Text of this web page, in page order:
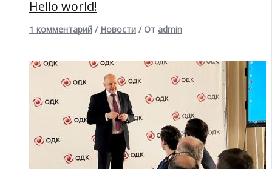
Hello world!
1 комментарий / Новости / От admin